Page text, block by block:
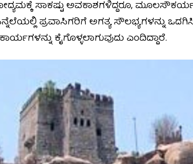
ಸಾಕಷ್ಟು ಅವಕಾಶಗಳಿದ್ದರೂ,
ಪ್ರವಾಸಿಗರಿಗೆ ಅಗತ್ಯ ಸೌಲಭ್ಯಗಳನ್ನು
ಕೈಗೊಳ್ಳಲಾಗುವುದು ಎಂದಿದ್ದಾರೆ.